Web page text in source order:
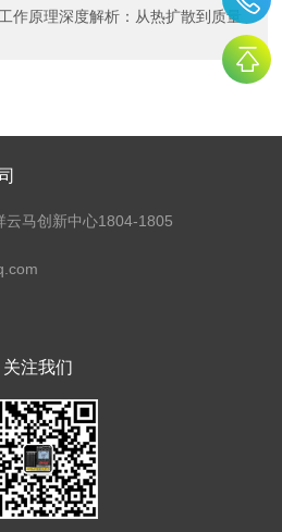
作原理深度解析：从热扩散到质量
云马创新中心1804-1805
关注我们